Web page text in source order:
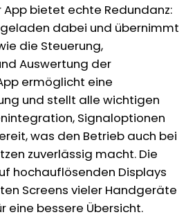
App bietet echte Redundanz:
dabei und übernimmt
die Steuerung,
Auswertung der
ermöglicht eine
und stellt alle wichtigen
Signaloptionen
was den Betrieb auch bei
zuverlässig macht. Die
hochauflösenden Displays
Screens vieler Handgeräte
eine bessere Übersicht.